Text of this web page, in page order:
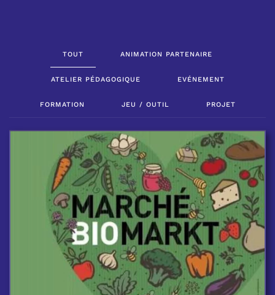
TOUT ANIMATION PARTENAIRE
ATELIER PÉDAGOGIQUE EVÉNEMENT
FORMATION JEU / OUTIL PROJET